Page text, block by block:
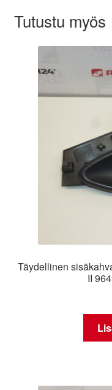
Tutustu myös
Täydellinen
II